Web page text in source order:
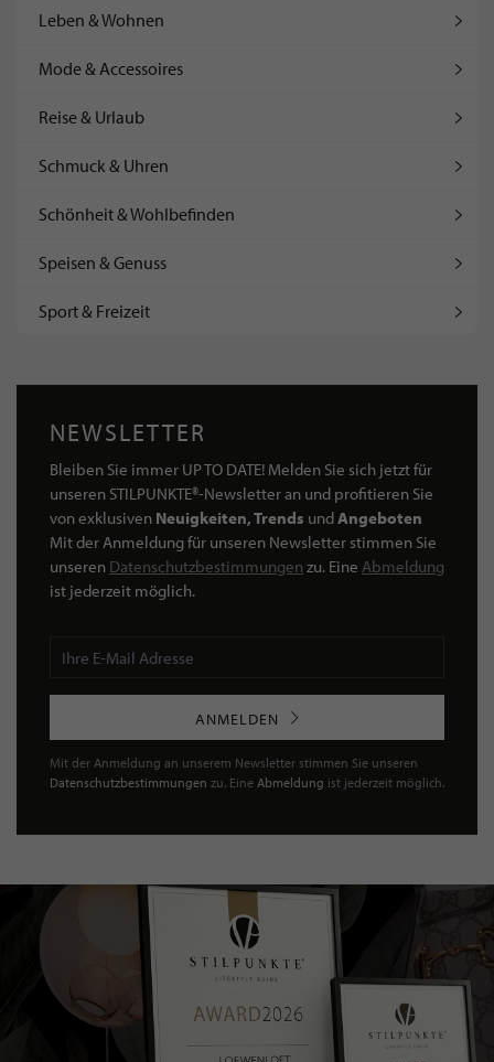
Leben & Wohnen
Mode & Accessoires
Reise & Urlaub
Schmuck & Uhren
Schönheit & Wohlbefinden
Speisen & Genuss
Sport & Freizeit
NEWSLETTER
Bleiben Sie immer UP TO DATE! Melden Sie sich jetzt für
unseren STILPUNKTE®-Newsletter an und profitieren Sie
von exklusiven Neuigkeiten, Trends undAngeboten
Mit der Anmeldung für unseren Newsletter stimmen Sie
unseren Datenschutzbestimmungen zu. Eine Abmeldung
ist jederzeit möglich.
ANMELDEN
Mit der Anmeldung an unserem Newsletter stimmen Sie unseren
Datenschutzbestimmungen zu. Eine Abmeldung ist jederzeit möglich.